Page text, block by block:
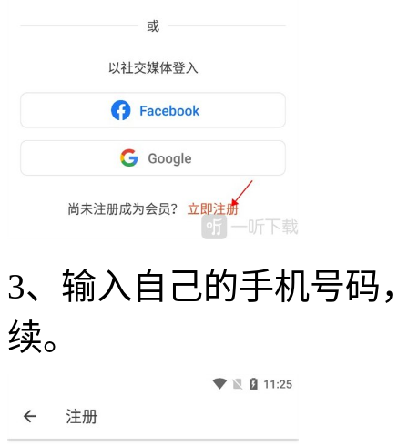
3、输入自己的手机号码
续。